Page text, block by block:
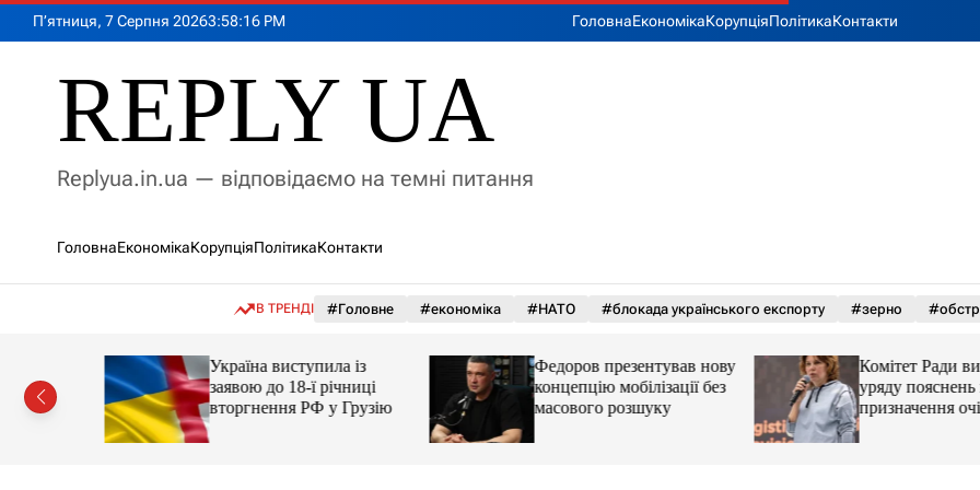
П’ятниця, 7 Серпня 20263:58:18 PM ГоловнаЕкономікаКорупціяПолітикаКонтакти
REPLY UA
Replyua.in.ua — відповідаємо на темні питання
ГоловнаЕкономікаКорупціяПолітикаКонтакти
В ТРЕНДІ #Головне #економіка #НАТО #блокада українського експорту #зерно
із
Україна виступила із
заявою до 18-ї річниці
вторгнення РФ у Грузію
Федоров презентував нову
концепцію мобілізації без
масового розшуку
Комітет Ради
уряду пояснень
призначення
Мінцифри